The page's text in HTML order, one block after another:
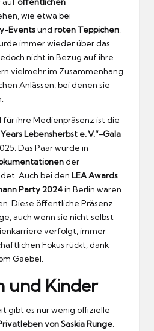
wie etwa bei
Eventsund roten Teppichen
immer wieder über das
nicht in Bezug auf ihre
vielmehr im Zusammenhang
Anlässen, bei denen sie
für ihre Medienpräsenz ist die
Years Lebensherbst e. V.“-Gala
Das Paar wurde in
der
Auch bei den LEA Awards
Party 2024in Berlin waren
Diese öffentliche Präsenz
auch wenn sie nicht selbst
verfolgt, immer
Fokus rückt, dank
Gaebel.
und Kinder
gibt es nur wenig offizielle
von Saskia Runge